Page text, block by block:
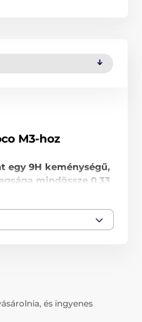
M3-hoz
egy 9H keménységű,
mindössze 0,33
ez az
M3prémium
és ingyenes